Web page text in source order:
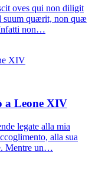
oves qui non diligit
suum quærit, non quæ
Infatti non…
a Leone XIV
legate alla mia
alla sua
Mentre un…